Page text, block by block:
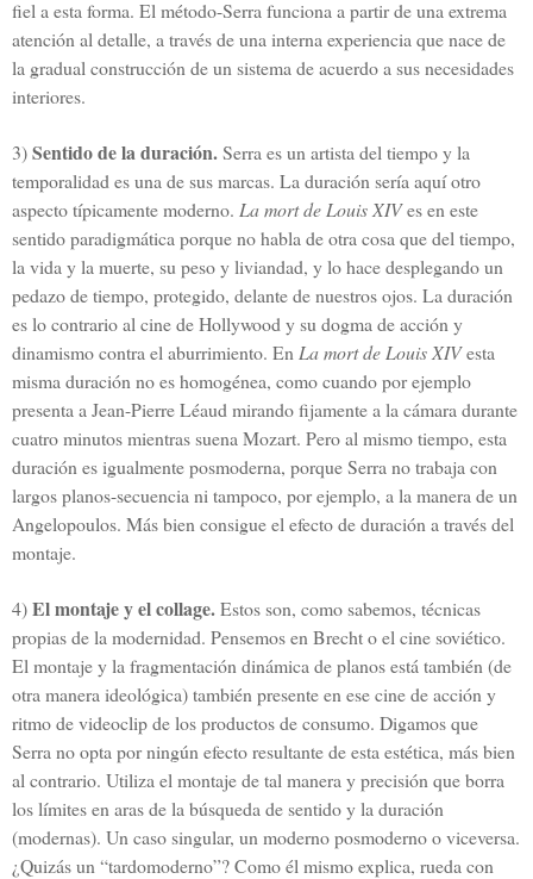
fiel a esta forma. El método-Serra funciona a partir de una extrema
atención al detalle, a través de una interna experiencia que nace de
la gradual construcción de un sistema de acuerdo a sus necesidades
interiores.
3)Sentido de la duración.Serra es un artista del tiempo y la
temporalidad es una de sus marcas. La duración sería aquí otro
aspecto típicamente moderno. La mort de Louis XIVes en este
sentido paradigmática porque no habla de otra cosa que del tiempo,
la vida y la muerte, su peso y liviandad, y lo hace desplegando un
pedazo de tiempo, protegido, delante de nuestros ojos. La duración
es lo contrario al cine de Hollywood y su dogma de acción y
dinamismo contra el aburrimiento. En La mort de Louis XIVesta
misma duración no es homogénea, como cuando por ejemplo
presenta a Jean-Pierre Léaud mirando fijamente a la cámara durante
cuatro minutos mientras suena Mozart. Pero al mismo tiempo, esta
duración es igualmente posmoderna, porque Serra no trabaja con
largos planos-secuencia ni tampoco, por ejemplo, a la manera de un
Angelopoulos. Más bien consigue el efecto de duración a través del
montaje.
4)El montaje y el collage.Estos son, como sabemos, técnicas
propias de la modernidad. Pensemos en Brecht o el cine soviético.
El montaje y la fragmentación dinámica de planos está también (de
otra manera ideológica) también presente en ese cine de acción y
ritmo de videoclip de los productos de consumo. Digamos que
Serra no opta por ningún efecto resultante de esta estética, más bien
al contrario. Utiliza el montaje de tal manera y precisión que borra
los límites en aras de la búsqueda de sentido y la duración
(modernas). Un caso singular, un moderno posmoderno o viceversa.
¿Quizás un “tardomoderno”? Como él mismo explica, rueda con